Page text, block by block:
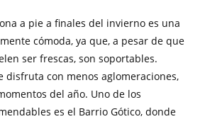
a pie a finales del invierno es una
cómoda, ya que, a pesar de que
ser frescas, son soportables.
disfruta con menos aglomeraciones,
del año. Uno de los
es el Barrio Gótico, donde